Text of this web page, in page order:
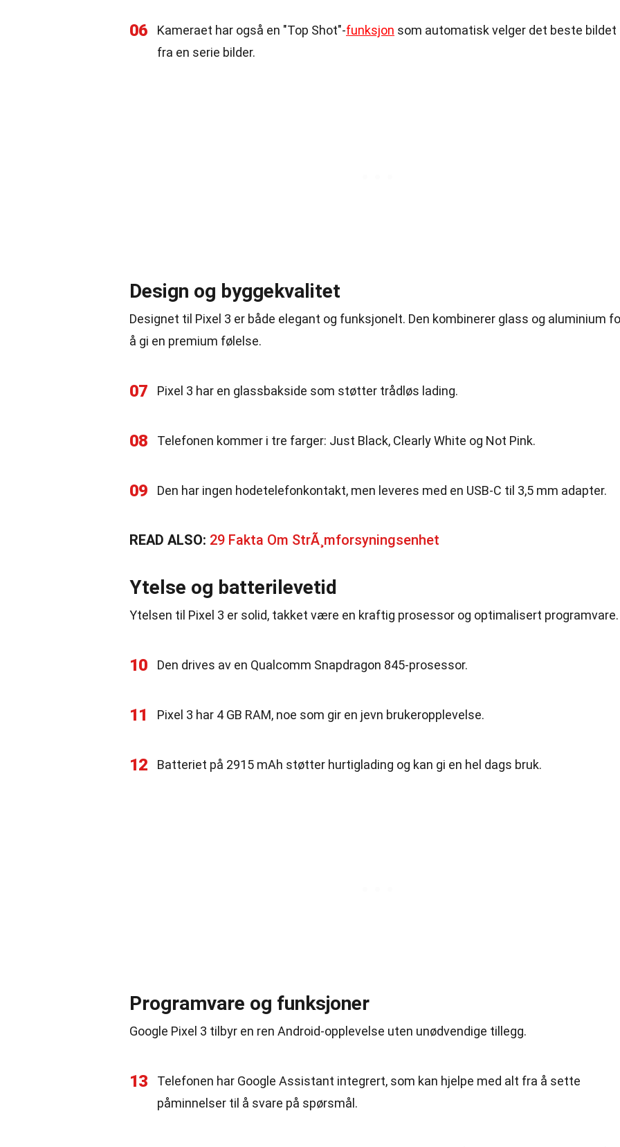
06 Kameraet har også en "Top Shot"-funksjon som automatisk velger det beste bildet
fra en serie bilder.
Design og byggekvalitet
Designet til Pixel 3 er både elegant og funksjonelt. Den kombinerer glass og aluminium
å gi en premium følelse.
07 Pixel 3 har en glassbakside som støtter trådløs lading.
08 Telefonen kommer i tre farger: Just Black, Clearly White og Not Pink.
09 Den har ingen hodetelefonkontakt, men leveres med en USB-C til 3,5 mm adapter.
READ ALSO: 29 Fakta Om StrÃ¸mforsyningsenhet
Ytelse og batterilevetid
Ytelsen til Pixel 3 er solid, takket være en kraftig prosessor og optimalisert programvare.
10 Den drives av en Qualcomm Snapdragon 845-prosessor.
11 Pixel 3 har 4 GB RAM, noe som gir en jevn brukeropplevelse.
12 Batteriet på 2915 mAh støtter hurtiglading og kan gi en hel dags bruk.
Programvare og funksjoner
Google Pixel 3 tilbyr en ren Android-opplevelse uten unødvendige tillegg.
13
Telefonen har Google Assistant integrert, som kan hjelpe med alt fra å sette
påminnelser til å svare på spørsmål.